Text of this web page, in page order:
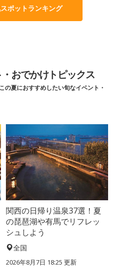
ポットランキング
おでかけトピックス
の夏におすすめしたい旬なイベント・
関西の日帰り温泉37選！夏
の琵琶湖や有馬でリフレッ
シュしよう
全国
2026年8月7日 18:25 更新